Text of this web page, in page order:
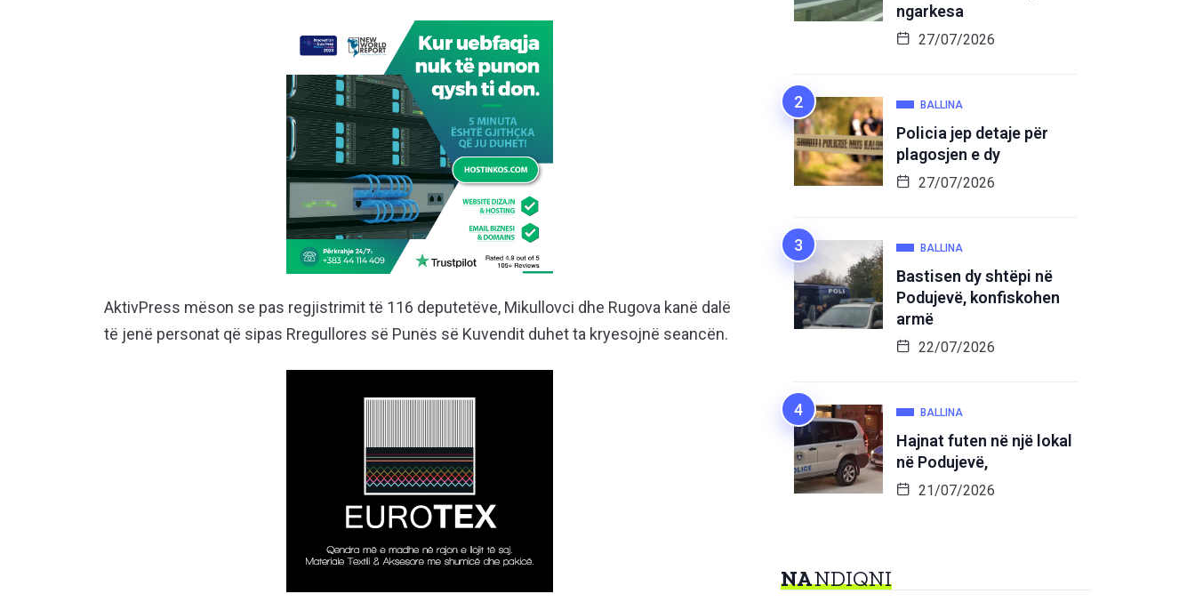
AktivPress mëson se pas regjistrimit të 116 deputetëve, Mikullovci dhe Rugova kanë dalë
të jenë personat që sipas Rregullores së Punës së Kuvendit duhet ta kryesojnë seancën.
ngarkesa
27/07/2026
BALLINA
Policia jep detaje për
plagosjen e dy
27/07/2026
BALLINA
Bastisen dy shtëpi në
Podujevë, konfiskohen
armë
22/07/2026
BALLINA
Hajnat futen në një lokal
në Podujevë,
21/07/2026
NANDIQNI